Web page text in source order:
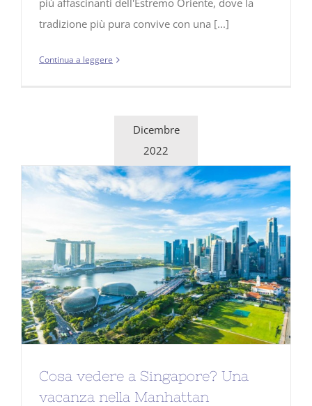
più affascinanti dell'Estremo Oriente, dove la
tradizione più pura convive con una [...]
Continua a leggere
Dicembre
2022
Cosa vedere a Singapore? Una
vacanza nella Manhattan